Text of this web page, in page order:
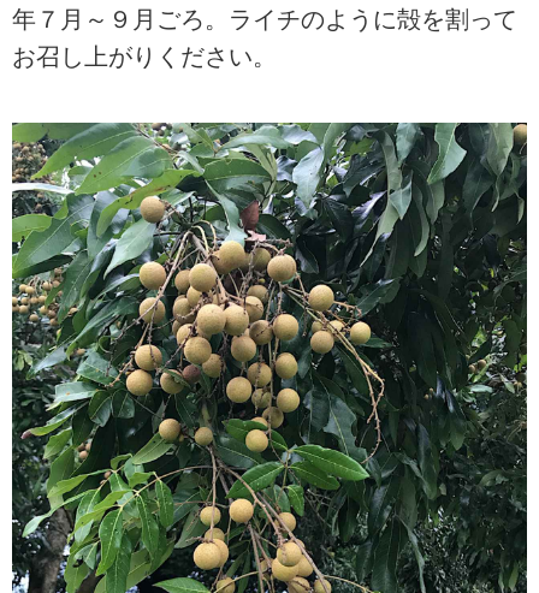
年７月～９月ごろ。ライチのように殻を割って
お召し上がりください。